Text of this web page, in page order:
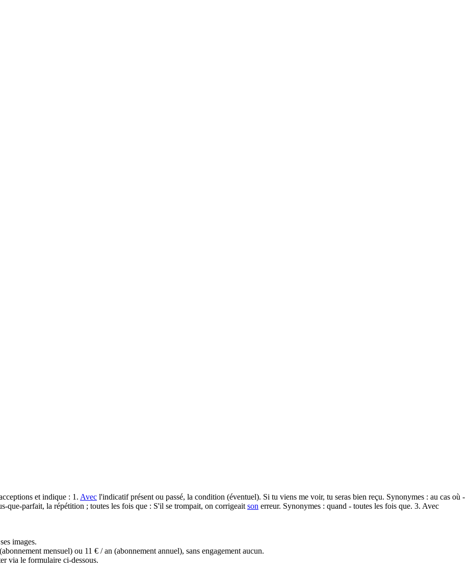
et indique : 1. Avec l'indicatif présent ou passé, la condition (éventuel). Si tu viens me voir, tu seras bien reçu. Synonymes : au cas où -
que-parfait, la répétition ; toutes les fois que : S'il se trompait, on corrigeait son erreur. Synonymes : quand - toutes les fois que. 3. Avec
images.
mensuel) ou 11 € / an (abonnement annuel), sans engagement aucun.
via le formulaire ci-dessous.